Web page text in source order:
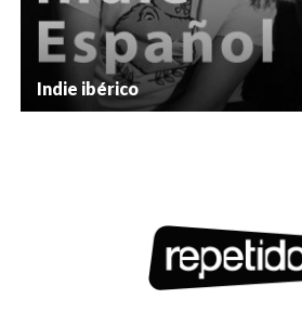
Indie ibérico